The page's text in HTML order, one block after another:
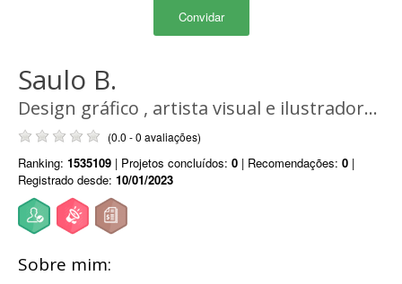
Convidar
Saulo B.
Design gráfico , artista visual e ilustrador...
(0.0 - 0 avaliações)
Ranking: 1535109 | Projetos concluídos: 0 | Recomendações: 0 |
Registrado desde: 10/01/2023
Sobre mim: